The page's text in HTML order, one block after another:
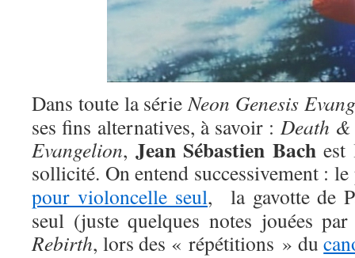
Dans toute la sérieNeon Genesis
ses fins alternatives, à savoir : Death
Evangelion, Jean Sébastien Bachest
sollicité. On entend successivement :
pour violoncelle seul, la gavotte de
seul (juste quelques notes jouées
Rebirth, lors des « répétitions » du